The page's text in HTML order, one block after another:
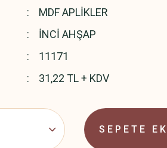
MDF APLİKLER
İNCİ AHŞAP
11171
31,22 TL + KDV
SEPETE